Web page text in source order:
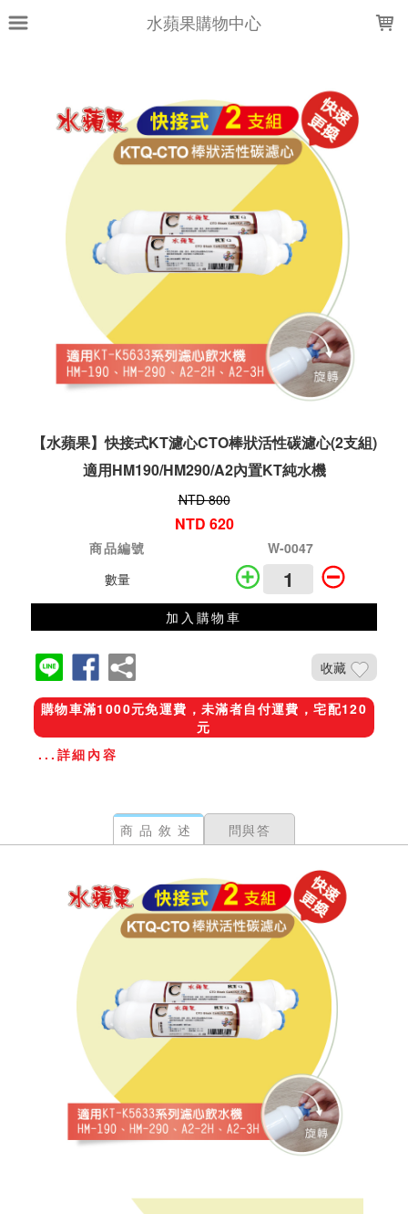
水蘋果購物中心
【水蘋果】快接式KT濾心CTO棒狀活性碳濾心(2支組)
適用HM190/HM290/A2內置KT純水機
NTD 800
NTD 620
商品編號
W-0047
數量
加入購物車
收藏
購物車滿1000元免運費，未滿者自付運費，宅配120
元
...詳細內容
商品敘述 問與答